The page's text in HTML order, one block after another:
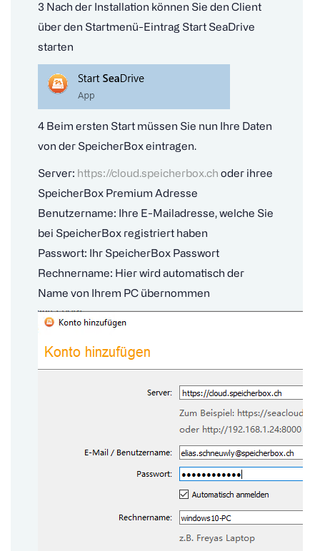
3 Nach der Installation können Sie den Client
über den Startmenü-Eintrag Start SeaDrive
starten
4 Beim ersten Start müssen Sie nun Ihre Daten
von der SpeicherBox eintragen.
Server: https://cloud.speicherbox.ch oder ihree
SpeicherBox Premium Adresse
Benutzername: Ihre E-Mailadresse, welche Sie
bei SpeicherBox registriert haben
Passwort: Ihr SpeicherBox Passwort
Rechnername: Hier wird automatisch der
Name von Ihrem PC übernommen